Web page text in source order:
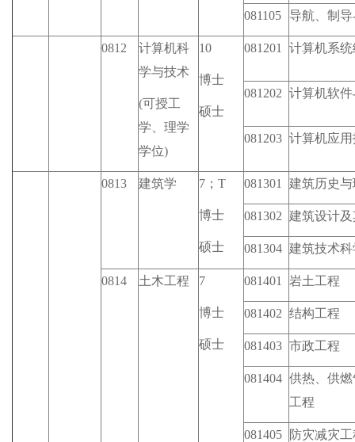
081105 导航、制
0812
计算机科
学与技术
(可授工
学、理学
学位)
10
博士
硕士
081201 计算机系
081202 计算机软
081203 计算机应
0813 建筑学 7；T
博士
硕士
081301 建筑历史
081302 建筑设计
081304 建筑技术科
0814 土木工程 7
博士
硕士
081401 岩土工程
081402 结构工程
081403 市政工程
081404 供热、供
工程
081405 防灾减灾